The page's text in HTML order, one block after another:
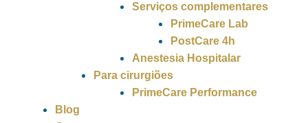
Serviços complementares
PrimeCare Lab
PostCare 4h
Anestesia Hospitalar
Para cirurgiões
PrimeCare Performance
Blog